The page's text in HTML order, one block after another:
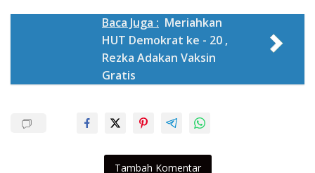
Baca Juga : Meriahkan
HUT Demokrat ke - 20 ,
Rezka Adakan Vaksin
Gratis
Tambah Komentar